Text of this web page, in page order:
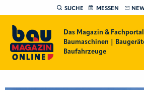
SUCHE MESSEN
Das Magazin &
Baumaschinen |
Baufahrzeuge